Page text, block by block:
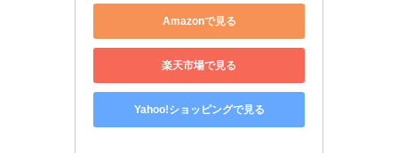
Amazonで見る
楽天市場で見る
Yahoo!ショッピングで見る